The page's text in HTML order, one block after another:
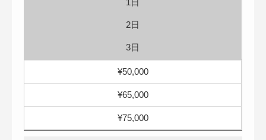
1日
2日
3日
¥50,000
¥65,000
¥75,000